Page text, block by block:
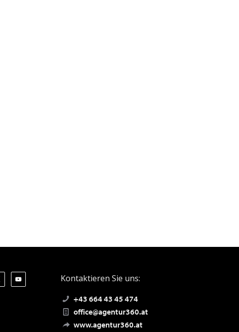
Kontaktieren Sie uns:
+43 664 43 45 474
office@agentur360.at
www.agentur360.at